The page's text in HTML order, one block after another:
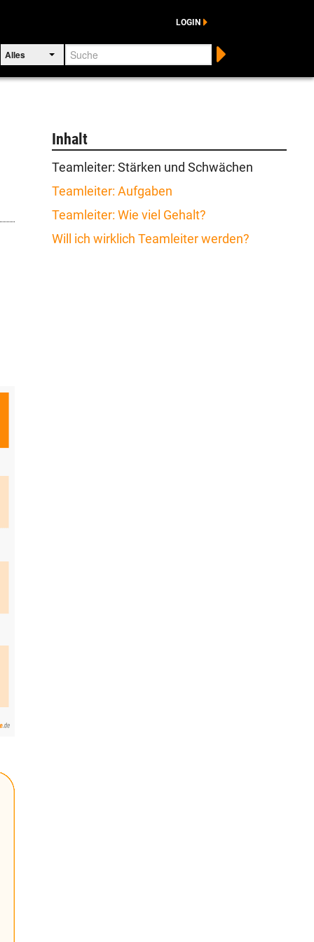
LOGIN
Alles Suche
Inhalt
Teamleiter: Stärken und Schwächen
Teamleiter: Aufgaben
Teamleiter: Wie viel Gehalt?
Will ich wirklich Teamleiter werden?